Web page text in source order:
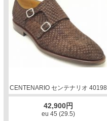
CENTENARIO センテナリオ 40198
42,900円
eu 45 (29.5)